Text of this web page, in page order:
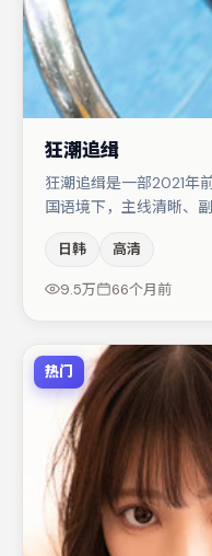
狂潮追缉
狂潮追缉是一部2021年
国语境下，主线清晰、
包括赵丽颖、文淇、周
欢抠台词与伏笔的观众
日韩 高清
9.5万 66个月前
热门